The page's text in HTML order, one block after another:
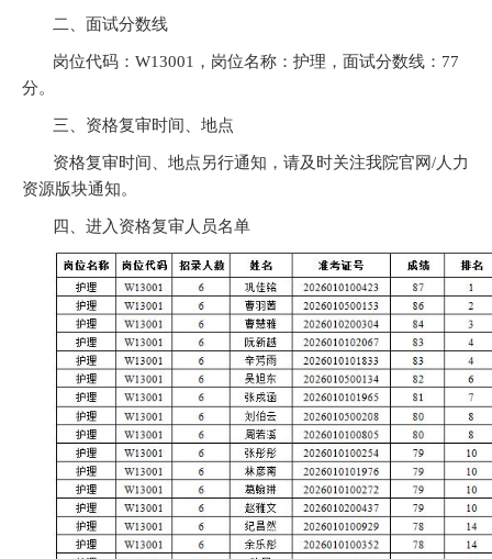
二、面试分数线
岗位代码：W13001，岗位名称：护理，面试分数线：77
分。
三、资格复审时间、地点
资格复审时间、地点另行通知，请及时关注我院官网/人力
资源版块通知。
四、进入资格复审人员名单